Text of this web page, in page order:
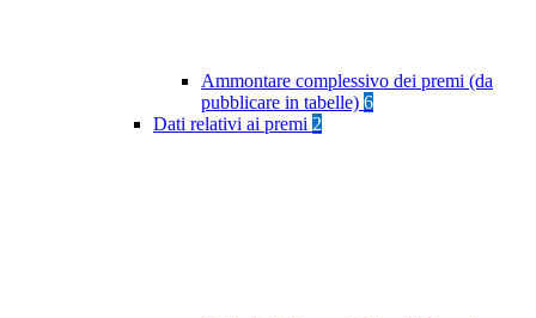
Ammontare complessivo dei premi (da
pubblicare in tabelle) 6
Dati relativi ai premi 2